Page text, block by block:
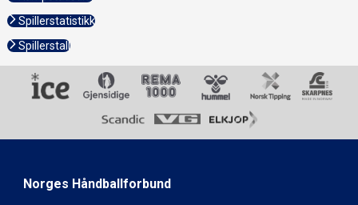
Spillerstatistikk
Spillerstall
Norges Håndballforbund